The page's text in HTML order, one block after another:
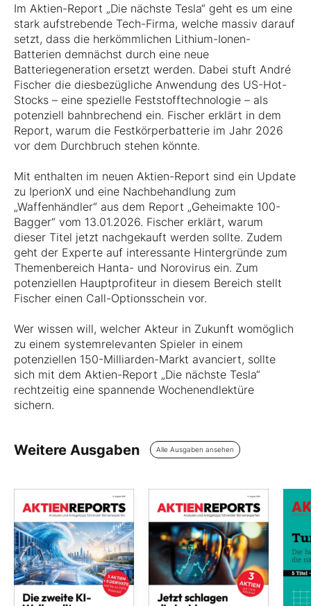
Im Aktien-Report „Die nächste Tesla“ geht es um eine
stark aufstrebende Tech-Firma, welche massiv darauf
setzt, dass die herkömmlichen Lithium-Ionen-
Batterien demnächst durch eine neue
Batteriegeneration ersetzt werden. Dabei stuft André
Fischer die diesbezügliche Anwendung des US-Hot-
Stocks – eine spezielle Feststofftechnologie – als
potenziell bahnbrechend ein. Fischer erklärt in dem
Report, warum die Festkörperbatterie im Jahr 2026
vor dem Durchbruch stehen könnte.
Mit enthalten im neuen Aktien-Report sind ein Update
zu IperionX und eine Nachbehandlung zum
„Waffenhändler“ aus dem Report „Geheimakte 100-
Bagger“ vom 13.01.2026. Fischer erklärt, warum
dieser Titel jetzt nachgekauft werden sollte. Zudem
geht der Experte auf interessante Hintergründe zum
Themenbereich Hanta- und Norovirus ein. Zum
potenziellen Hauptprofiteur in diesem Bereich stellt
Fischer einen Call-Optionsschein vor.
Wer wissen will, welcher Akteur in Zukunft womöglich
zu einem systemrelevanten Spieler in einem
potenziellen 150-Milliarden-Markt avanciert, sollte
sich mit dem Aktien-Report „Die nächste Tesla“
rechtzeitig eine spannende Wochenendlektüre
sichern.
Weitere Ausgaben Alle Ausgaben ansehen